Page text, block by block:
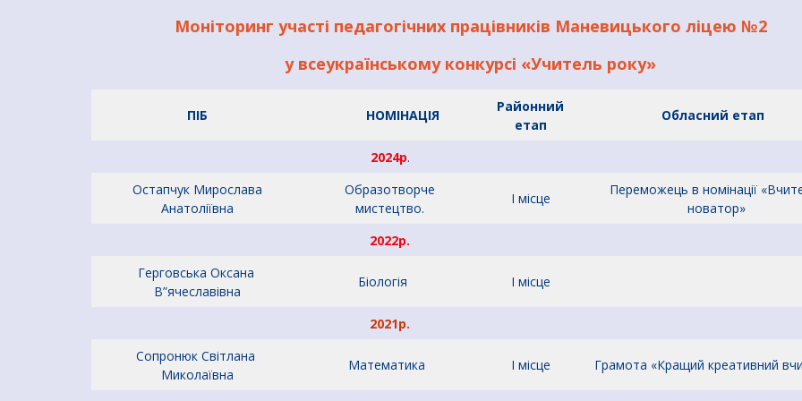
Моніторинг участі педагогічних працівників Маневицького ліцею №2
у всеукраїнському конкурсі «Учитель року»
ПІБ НОМІНАЦІЯ
Районний
етап
Обласний етап
2024р.
Остапчук Мирослава
Анатоліївна
Образотворче
мистецтво.
І місце
Переможець в номінації
новатор»
2022р.
Герговська Оксана
В”ячеславівна
Біологія І місце
2021р.
Сопронюк Світлана
Миколаївна
Математика І місце Грамота «Кращий креативний